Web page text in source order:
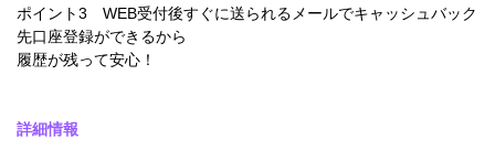
ポイント3 WEB受付後すぐに送られるメールでキャッシュバック
先口座登録ができるから
履歴が残って安心！
詳細情報